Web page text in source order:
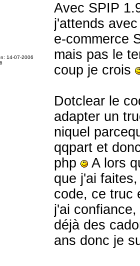
14-07-2006
Avec SPIP
j'attends
e-commerce
mais pas le
coup je crois
Dotclear le
adapter un
niquel
qqpart et
php
A lors
que j'ai
code, ce truc
j'ai
déjà des
ans donc je